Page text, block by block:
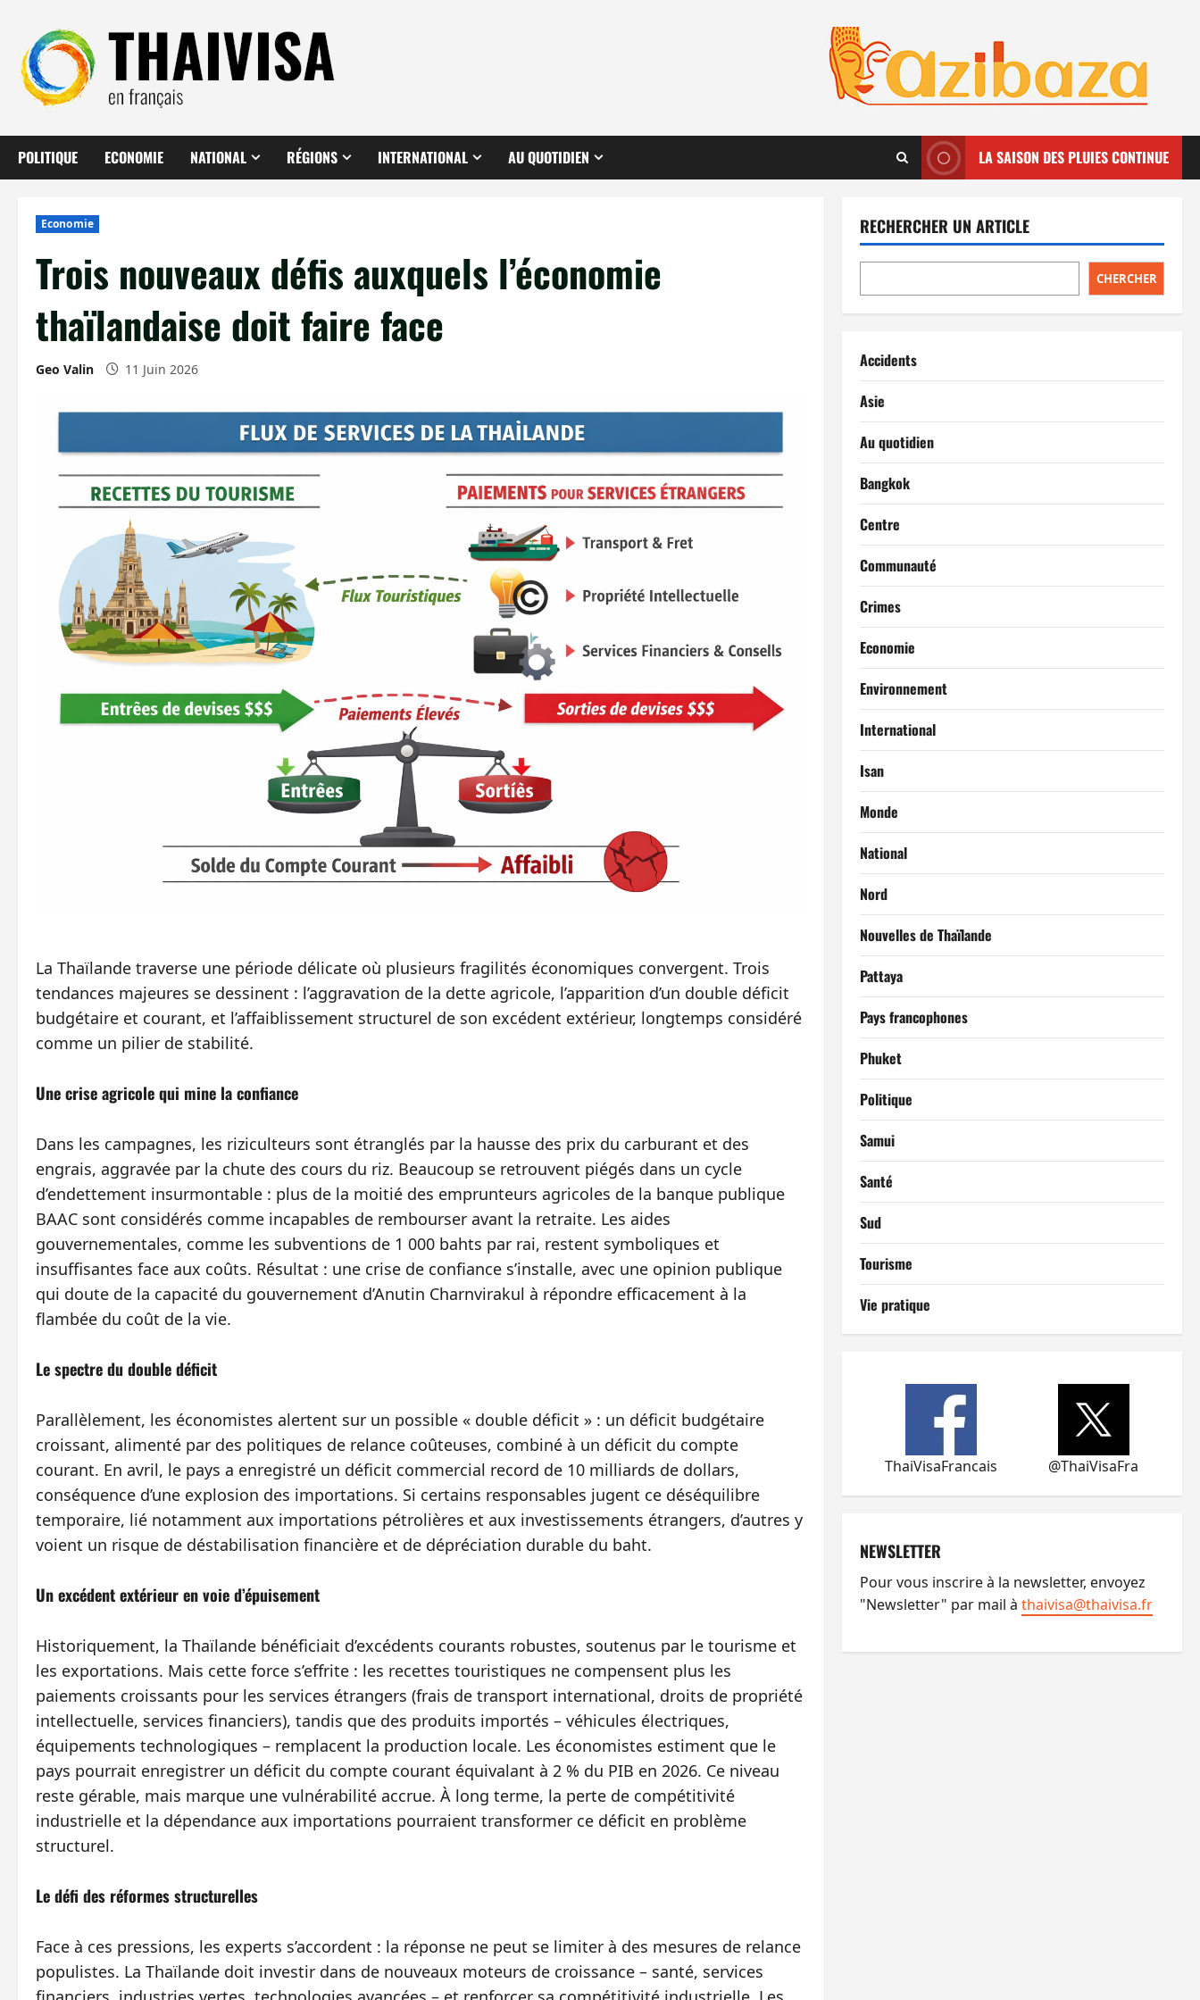
contenu
POLITIQUE ECONOMIE NATIONAL RÉGIONS INTERNATIONAL AU QUOTIDIEN LA SAISON DES PLUIES CONTINUE
Economie
Trois nouveaux défis auxquels l’économie
thaïlandaise doit faire face
Geo Valin 11 Juin 2026
La Thaïlande traverse une période délicate où plusieurs fragilités économiques convergent. Trois
tendances majeures se dessinent : l’aggravation de la dette agricole, l’apparition d’un double déficit
budgétaire et courant, et l’affaiblissement structurel de son excédent extérieur, longtemps considéré
comme un pilier de stabilité.
Une crise agricole qui mine la confiance
Dans les campagnes, les riziculteurs sont étranglés par la hausse des prix du carburant et des
engrais, aggravée par la chute des cours du riz. Beaucoup se retrouvent piégés dans un cycle
d’endettement insurmontable : plus de la moitié des emprunteurs agricoles de la banque publique
BAAC sont considérés comme incapables de rembourser avant la retraite. Les aides
gouvernementales, comme les subventions de 1 000 bahts par rai, restent symboliques et
insuffisantes face aux coûts. Résultat : une crise de confiance s’installe, avec une opinion publique
qui doute de la capacité du gouvernement d’Anutin Charnvirakul à répondre efficacement à la
flambée du coût de la vie.
Le spectre du double déficit
Parallèlement, les économistes alertent sur un possible « double déficit » : un déficit budgétaire
croissant, alimenté par des politiques de relance coûteuses, combiné à un déficit du compte
courant. En avril, le pays a enregistré un déficit commercial record de 10 milliards de dollars,
conséquence d’une explosion des importations. Si certains responsables jugent ce déséquilibre
temporaire, lié notamment aux importations pétrolières et aux investissements étrangers, d’autres y
voient un risque de déstabilisation financière et de dépréciation durable du baht.
Un excédent extérieur en voie d’épuisement
Historiquement, la Thaïlande bénéficiait d’excédents courants robustes, soutenus par le tourisme et
les exportations. Mais cette force s’effrite : les recettes touristiques ne compensent plus les
paiements croissants pour les services étrangers (frais de transport international, droits de propriété
intellectuelle, services financiers), tandis que des produits importés – véhicules électriques,
équipements technologiques – remplacent la production locale. Les économistes estiment que le
pays pourrait enregistrer un déficit du compte courant équivalant à 2 % du PIB en 2026. Ce niveau
reste gérable, mais marque une vulnérabilité accrue. À long terme, la perte de compétitivité
industrielle et la dépendance aux importations pourraient transformer ce déficit en problème
structurel.
Le défi des réformes structurelles
Face à ces pressions, les experts s’accordent : la réponse ne peut se limiter à des mesures de relance
populistes. La Thaïlande doit investir dans de nouveaux moteurs de croissance – santé, services
RECHERCHER UN ARTICLE
CHERCHER
Accidents
Asie
Au quotidien
Bangkok
Centre
Communauté
Crimes
Economie
Environnement
International
Isan
Monde
National
Nord
Nouvelles de Thaïlande
Pattaya
Pays francophones
Phuket
Politique
Samui
Santé
Sud
Tourisme
Vie pratique
ThaiVisaFrancais @ThaiVisaFra
NEWSLETTER
Pour vous inscrire à la newsletter, envoyez
"Newsletter" par mail à thaivisa@thaivisa.fr